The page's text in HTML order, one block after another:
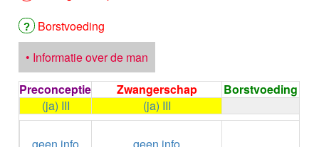
ALGINEZUUR
ALGLUCOSIDASE alfa
ALIROCUMAB
ALITRETINOINE
ALIZAPRIDE
ALLOPURINOL
ALMOTRIPTAN
Borstvoeding
• Informatie over de man
Preconceptie
Zwangerschap
Borstvoeding
(ja) III
(ja) III